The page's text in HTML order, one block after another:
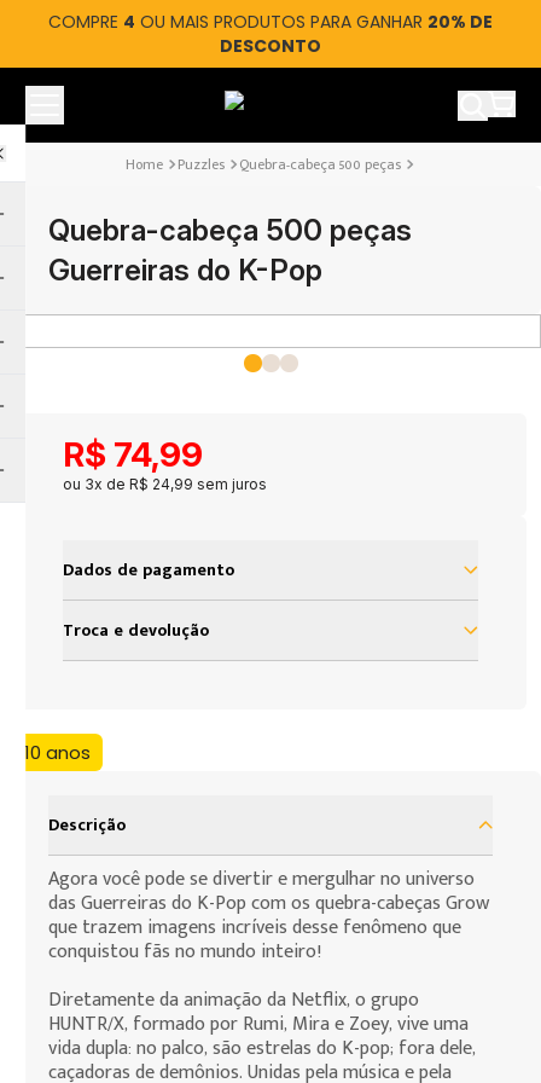
COMPRE 4 OU MAIS PRODUTOS PARA GANHAR 20% DE
DESCONTO
Ver
Puzzles Quebra-cabeça 500 peças
Quebra-cabeça 500 peças
Guerreiras do K-Pop
R$ 74,99
ou 3x de R$ 24,99 sem juros
Dados de pagamento
à vista R$ 74,99
2x de R$ 37,49 sem juros
Troca e devolução
Assim, definimos uma política de troca e devolução
baseada no código de defesa do consumidor que
presentes condições são as cláusulas de
contratação por adesão que você, consumidor,
deve assumir para efeito da compra de produtos
que deseja fazer.
+10 anos
Descrição
Agora você pode se divertir e mergulhar no universo
das Guerreiras do K-Pop com os quebra-cabeças Grow
que trazem imagens incríveis desse fenômeno que
conquistou fãs no mundo inteiro!
Diretamente da animação da Netflix, o grupo
HUNTR/X, formado por Rumi, Mira e Zoey, vive uma
vida dupla: no palco, são estrelas do K-pop; fora dele,
caçadoras de demônios. Unidas pela música e pela